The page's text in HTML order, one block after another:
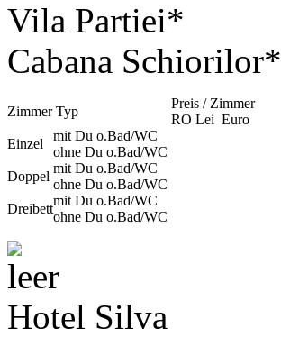
Vila Partiei*
Cabana Schiorilor*
Zimmer Typ
Preis / Zimmer
RO Lei Euro
Einzel
mit Du o.Bad/WC
ohne Du o.Bad/WC
Doppel
mit Du o.Bad/WC
ohne Du o.Bad/WC
Dreibett
mit Du o.Bad/WC
ohne Du o.Bad/WC
Hotel Silva